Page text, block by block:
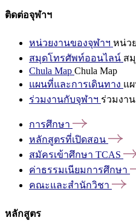
ติดต่อจุฬาฯ
หน่วยงานของจุฬาฯ หน่ว
สมุดโทรศัพท์ออนไลน์ ส
Chula Map Chula Map
แผนที่และการเดินทาง แ
ร่วมงานกับจุฬาฯ ร่วมงา
การศึกษา
หลักสูตรที่เปิดสอน
สมัครเข้าศึกษา TCAS
ค่าธรรมเนียมการศึกษา
คณะและสำนักวิชา
หลักสูตร